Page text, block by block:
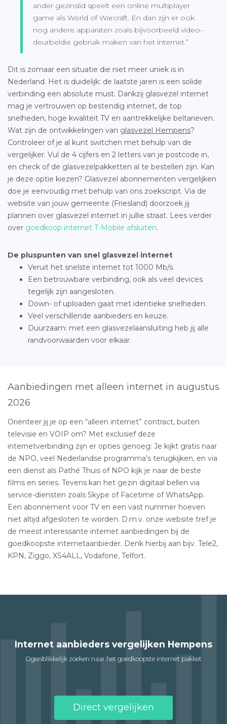
ander gezinslid speelt een online multiplayer
game als World of Warcraft. En dan zijn er ook
nog andere apparaten zoals bijvoorbeeld video-
deurbeldie gebruik maken van het internet.”
Dit is zomaar een situatie die niet meer uniek is in
Nederland. Het is duidelijk: de laatste jaren is een solide
verbinding een absolute must. Dankzij glasvezel internet
mag je vertrouwen op bestendig internet, de top
snelheden, hoge kwaliteit TV en aantrekkelijke beltarieven.
Wat zijn de ontwikkelingen van glasvezel Hempens?
Controleer of je al kunt switchen met behulp van de
vergelijker. Vul de 4 cijfers en 2 letters van je postcode in,
en check of de glasvezelpakketten al te bestellen zijn. Kan
je deze optie kiezen? Glasvezel abonnementen vergelijken
doe je eenvoudig met behulp van ons zoekscript. Via de
website van jouw gemeente (Friesland) doorzoek jij
plannen over glasvezel internet in jullie straat. Lees verder
over goedkoop internet T-Mobile afsluiten.
De pluspunten van snel glasvezel internet
Veruit het snelste internet tot 1000 Mb/s.
Een betrouwbare verbinding, ook als veel devices
tegelijk zijn aangesloten.
Down- of uploaden gaat met identieke snelheden.
Veel verschillende aanbieders en keuze.
Duurzaam: met een glasvezelaansluiting heb jij alle
randvoorwaarden voor elkaar.
Aanbiedingen met alleen internet in augustus
2026
Oriënteer jij je op een “alleen internet” contract, buiten
televisie en VOIP om? Met exclusief deze
internetverbinding zijn er opties genoeg: Je kijkt gratis naar
de NPO, veel Nederlandse programma’s terugkijken, en via
een dienst als Pathé Thuis of NPO kijk je naar de beste
films en series. Tevens kan het gezin digitaal bellen via
service-diensten zoals Skype of Facetime of WhatsApp.
Een abonnement voor TV en een vast nummer hoeven
niet altijd afgesloten te worden. D.m.v. onze website tref je
de meest interessante internet aanbiedingen bij de
goedkoopste internetaanbieder. Denk hierbij aan bijv. Tele2,
KPN, Ziggo, XS4ALL, Vodafone, Telfort.
Internet aanbieders vergelijken Hempens
Ogenblikkelijk zoeken naar het goedkoopste internet pakket
Direct vergelijken